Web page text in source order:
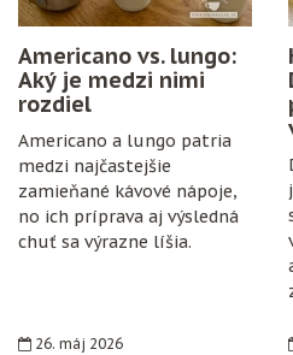
Americano vs. lungo:
Aký je medzi nimi
rozdiel
Americano a lungo patria
medzi najčastejšie
zamieňané kávové nápoje,
no ich príprava aj výsledná
chuť sa výrazne líšia.
26. máj 2026